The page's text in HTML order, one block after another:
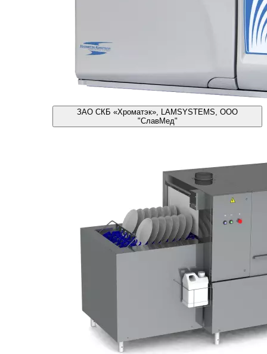
ЗАО СКБ «Хроматэк», LAMSYSTEMS, ООО
"СлавМед"